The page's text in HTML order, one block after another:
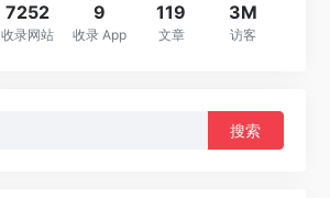
7252
收录网站
9
收录 App
119
文章
3M
访客